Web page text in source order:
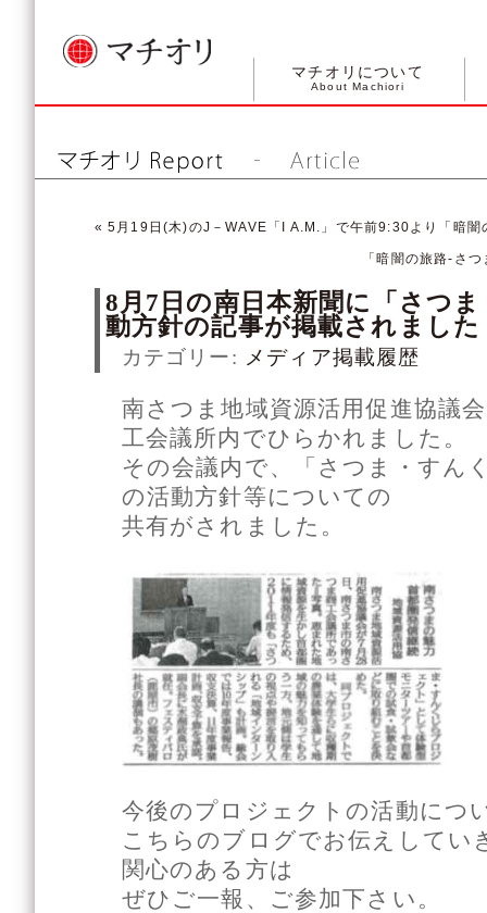
マチオリについて
About Machiori
« 5月19日(木)のJ－WAVE「I A.M.」で午前9:30より「暗闇
「暗闇の旅路-さ
8月7日の南日本新聞に「さつ
動方針の記事が掲載されました
カテゴリー: メディア掲載履歴
南さつま地域資源活用促進協議
工会議所内でひらかれました。
その会議内で、「さつま・すん
の活動方針等についての
共有がされました。
今後のプロジェクトの活動につ
こちらのブログでお伝えしてい
関心のある方は
ぜひご一報、ご参加下さい。